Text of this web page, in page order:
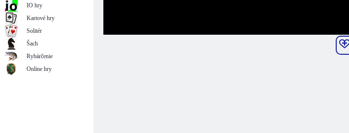
IO hry
Kartové hry
Solitér
Šach
Rybárčenie
Online hry